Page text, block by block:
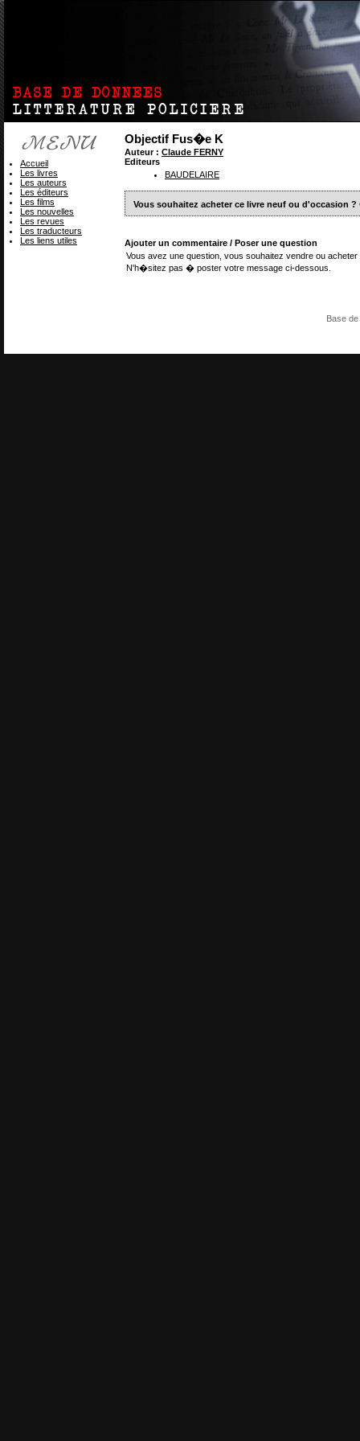
Objectif Fus�e K
Auteur : Claude FERNY
Editeurs
BAUDELAIRE
Vous souhaitez acheter ce livre neuf ou d'occasion ?
Ajouter un commentaire / Poser une question
Vous avez une question, vous souhaitez vendre ou
N'h�sitez pas � poster votre message ci-dessous.
Accueil
Les livres
Les auteurs
Les éditeurs
Les films
Les nouvelles
Les revues
Les traducteurs
Les liens utiles
Base